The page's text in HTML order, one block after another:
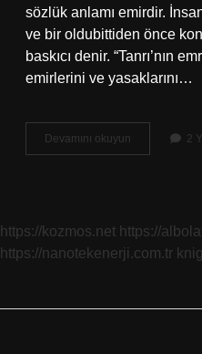
sözlük anlamı emirdir.
ve bir oldubittiden önce
baskıcı denir. “Tanrı’nın
emirlerini ve yasaklarını…
Devamını okuyun
Davranmak
2
https://kozmos.net https://
https://nanotekenerji.com.tr